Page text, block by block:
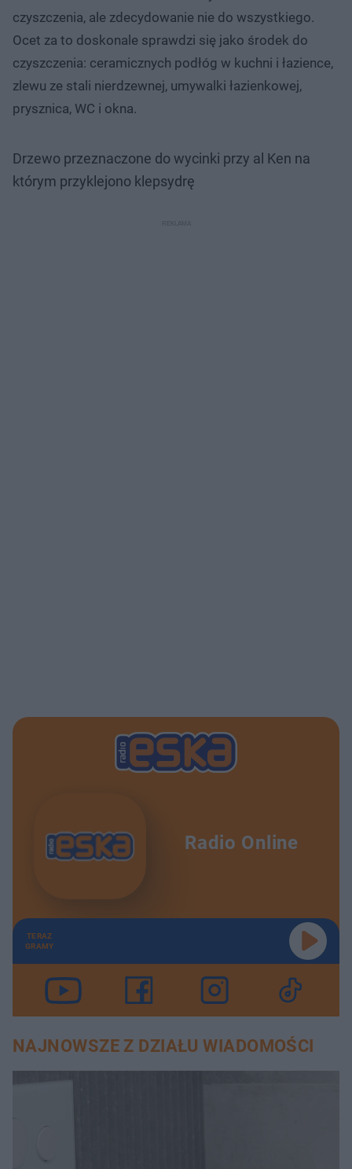
czyszczenia, ale zdecydowanie nie do wszystkiego.
Ocet za to doskonale sprawdzi się jako środek do
czyszczenia: ceramicznych podłóg w kuchni i łazience,
zlewu ze stali nierdzewnej, umywalki łazienkowej,
prysznica, WC i okna.
Drzewo przeznaczone do wycinki przy al Ken na
którym przyklejono klepsydrę
Radio Online
TERAZ
GRAMY
NAJNOWSZE Z DZIAŁU WIADOMOŚCI